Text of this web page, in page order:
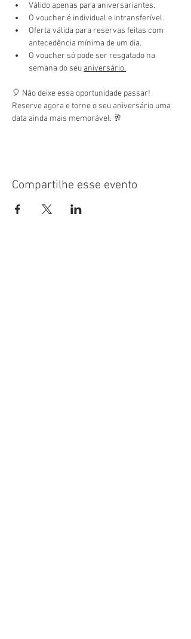
Válido apenas para aniversariantes.
O voucher é individual e intransferível.
Oferta válida para reservas feitas com
antecedência mínima de um dia.
O voucher só pode ser resgatado na
semana do seu aniversário.
🎈 Não deixe essa oportunidade passar!
Reserve agora e torne o seu aniversário uma
data ainda mais memorável. 🥂
Compartilhe esse evento